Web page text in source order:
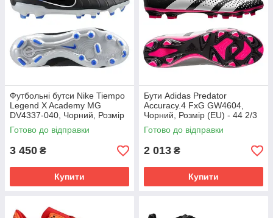
Футбольні бутси Nike Tiempo
Legend X Academy MG
DV4337-040, Чорний, Розмір
(EU) - 43
Готово до відправки
3 450 ₴
Купити
Бути Adidas Predator
Accuracy.4 FxG GW4604,
Чорний, Розмір (EU) - 44 2/3
Готово до відправки
2 013 ₴
Купити